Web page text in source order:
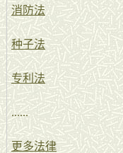
消防法
种子法
专利法
......
更多法律